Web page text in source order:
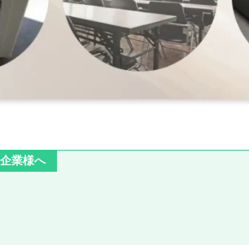
業様へ